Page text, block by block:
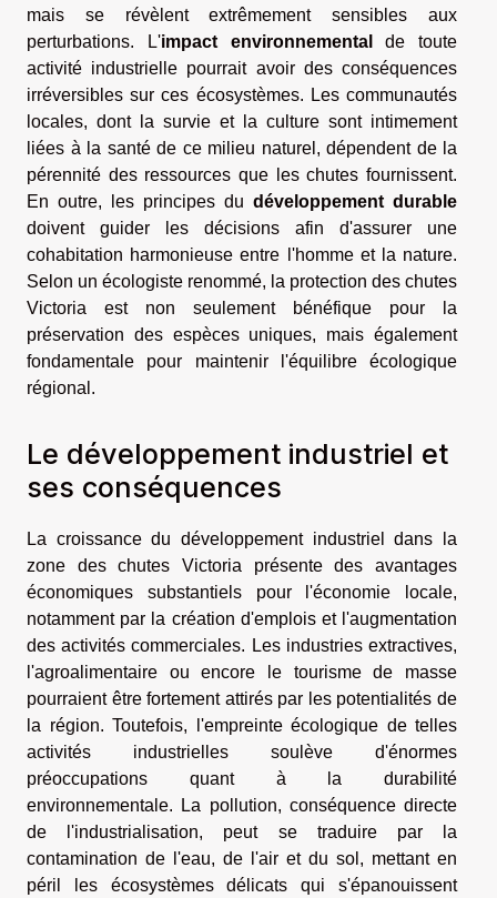
mais se révèlent extrêmement sensibles aux
perturbations. L'impact environnemental
de toute
activité industrielle pourrait avoir des conséquences
irréversibles sur ces écosystèmes. Les communautés
locales, dont la survie et la culture sont intimement
liées à la santé de ce milieu naturel, dépendent de la
pérennité des ressources que les chutes fournissent.
En outre, les principes du développement durable
doivent guider les décisions afin d'assurer une
cohabitation harmonieuse entre l'homme et la nature.
Selon un écologiste renommé, la protection des chutes
Victoria est non seulement bénéfique pour la
préservation des espèces uniques, mais également
fondamentale pour maintenir l'équilibre écologique
régional.
Le développement industriel et
ses conséquences
La croissance du développement industriel dans la
zone des chutes Victoria présente des avantages
économiques substantiels pour l'économie locale,
notamment par la création d'emplois et l'augmentation
des activités commerciales. Les industries extractives,
l'agroalimentaire ou encore le tourisme de masse
pourraient être fortement attirés par les potentialités de
la région. Toutefois, l'empreinte écologique de telles
activités industrielles soulève d'énormes
préoccupations quant à la durabilité
environnementale. La pollution, conséquence directe
de l'industrialisation, peut se traduire par la
contamination de l'eau, de l'air et du sol, mettant en
péril les écosystèmes délicats qui s'épanouissent